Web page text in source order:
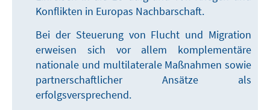
Konflikten in Europas Nachbarschaft.
Bei der Steuerung von Flucht und Migration
erweisen sich vor allem komplementäre
nationale und multilaterale Maßnahmen sowie
partnerschaftlicher Ansätze als
erfolgsversprechend.